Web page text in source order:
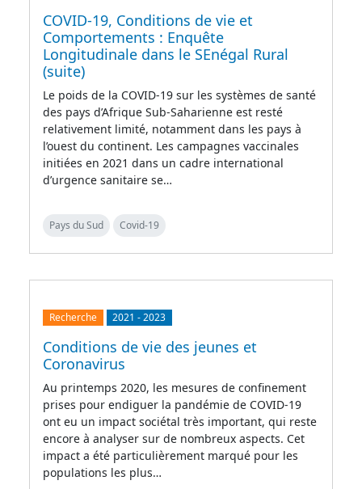
COVID-19, Conditions de vie et
Comportements : Enquête
Longitudinale dans le SEnégal Rural
(suite)
Le poids de la COVID-19 sur les systèmes de santé
des pays d’Afrique Sub-Saharienne est resté
relativement limité, notamment dans les pays à
l’ouest du continent. Les campagnes vaccinales
initiées en 2021 dans un cadre international
d’urgence sanitaire se…
Pays du Sud Covid-19
Recherche 2021 -2023
Conditions de vie des jeunes et
Coronavirus
Au printemps 2020, les mesures de confinement
prises pour endiguer la pandémie de COVID-19
ont eu un impact sociétal très important, qui reste
encore à analyser sur de nombreux aspects. Cet
impact a été particulièrement marqué pour les
populations les plus…